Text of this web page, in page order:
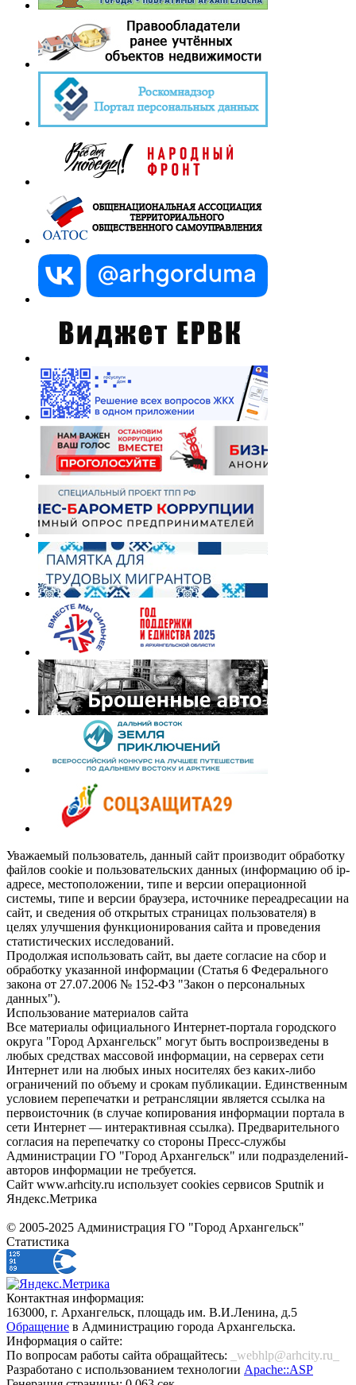
Уважаемый пользователь, данный сайт производит обработку
файлов cookie и пользовательских данных (информацию об ip-
адресе, местоположении, типе и версии операционной
системы, типе и версии браузера, источнике переадресации на
сайт, и сведения об открытых страницах пользователя) в
целях улучшения функционирования сайта и проведения
статистических исследований.
Продолжая использовать сайт, вы даете согласие на сбор и
обработку указанной информации (Статья 6 Федерального
закона от 27.07.2006 № 152-ФЗ "Закон о персональных
данных").
Использование материалов сайта
Все материалы официального Интернет-портала городского
округа "Город Архангельск" могут быть воспроизведены в
любых средствах массовой информации, на серверах сети
Интернет или на любых иных носителях без каких-либо
ограничений по объему и срокам публикации. Единственным
условием перепечатки и ретрансляции является ссылка на
первоисточник (в случае копирования информации портала в
сети Интернет — интерактивная ссылка). Предварительного
согласия на перепечатку со стороны Пресс-службы
Администрации ГО "Город Архангельск" или подразделений-
авторов информации не требуется.
Сайт www.arhcity.ru использует cookies сервисов Sputnik и
Яндекс.Метрика
© 2005-2025 Администрация ГО "Город Архангельск"
Статистика
Контактная информация:
163000, г. Архангельск, площадь им. В.И.Ленина, д.5
Обращение в Администрацию города Архангельска.
Информация о сайте:
По вопросам работы сайта обращайтесь:
_webhlp@arhcity.ru_
Разработано с использованием технологии Apache::ASP